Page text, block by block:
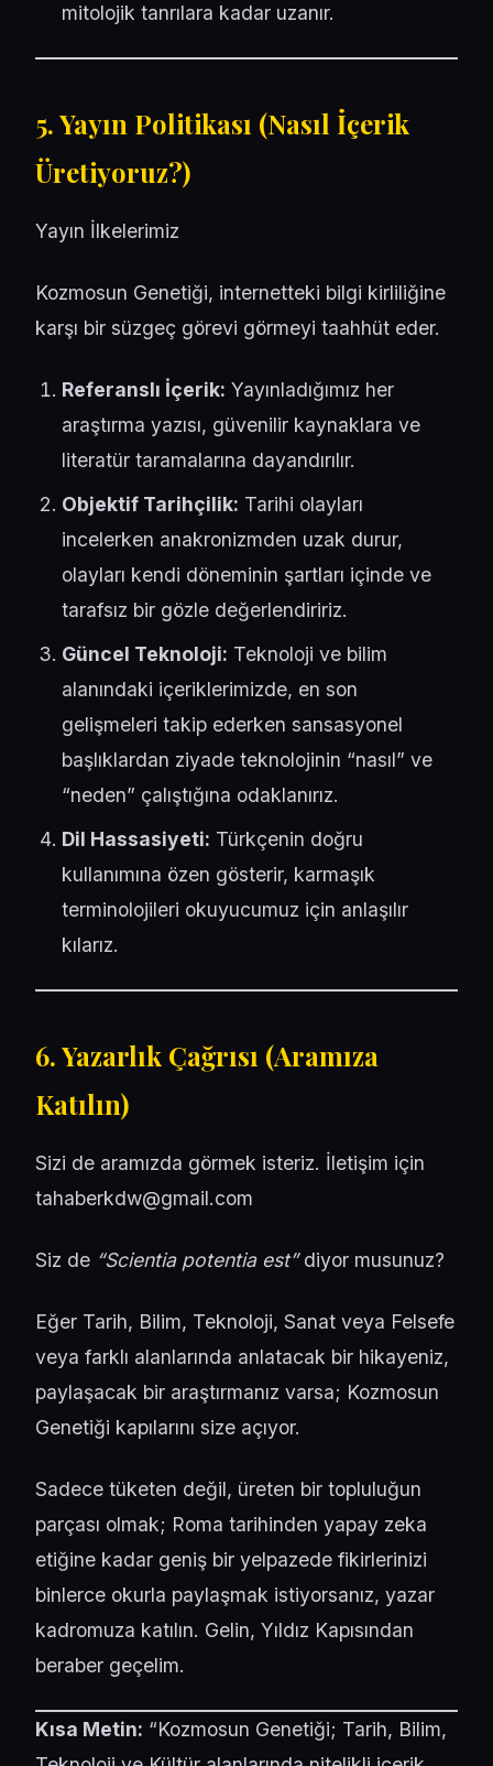
mitolojik tanrılara kadar uzanır.
5. Yayın Politikası (Nasıl İçerik
Üretiyoruz?)
Yayın İlkelerimiz
Kozmosun Genetiği, internetteki bilgi kirliliğine
karşı bir süzgeç görevi görmeyi taahhüt eder.
Referanslı İçerik: Yayınladığımız her
araştırma yazısı, güvenilir kaynaklara ve
literatür taramalarına dayandırılır.
Objektif Tarihçilik: Tarihi olayları
incelerken anakronizmden uzak durur,
olayları kendi döneminin şartları içinde ve
tarafsız bir gözle değerlendiririz.
Güncel Teknoloji: Teknoloji ve bilim
alanındaki içeriklerimizde, en son
gelişmeleri takip ederken sansasyonel
başlıklardan ziyade teknolojinin “nasıl” ve
“neden” çalıştığına odaklanırız.
Dil Hassasiyeti: Türkçenin doğru
kullanımına özen gösterir, karmaşık
terminolojileri okuyucumuz için anlaşılır
kılarız.
6. Yazarlık Çağrısı (Aramıza
Katılın)
Sizi de aramızda görmek isteriz. İletişim için
tahaberkdw@gmail.com
Siz de “Scientia potentia est”diyor musunuz?
Eğer Tarih, Bilim, Teknoloji, Sanat veya Felsefe
veya farklı alanlarında anlatacak bir hikayeniz,
paylaşacak bir araştırmanız varsa; Kozmosun
Genetiği kapılarını size açıyor.
Sadece tüketen değil, üreten bir topluluğun
parçası olmak; Roma tarihinden yapay zeka
etiğine kadar geniş bir yelpazede fikirlerinizi
binlerce okurla paylaşmak istiyorsanız, yazar
kadromuza katılın. Gelin, Yıldız Kapısından
beraber geçelim.
Kısa Metin: “Kozmosun Genetiği; Tarih, Bilim,